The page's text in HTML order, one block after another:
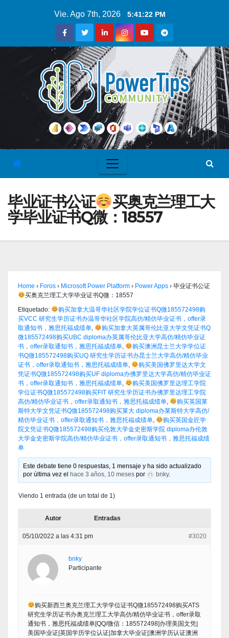
Vie. Ago 7th, 2026 5:41:22 PM
毕业证书公证
买奥克兰理工大
学毕业证书Q微：18557
Home › Foros › Microsoft Power Platform › Power Apps › 毕业证书公证
买奥克兰理工大学毕业证书Q微：18557
Etiquetado:
购买加拿大温哥华社区学院学位证书Q微185572498购
买VCC 研究生学历证书办温哥华社区学院高仿/精仿毕业证书，offer录
取通知书，雅思托福成绩单,
购买加拿大英属哥伦比亚大学文凭证书Q
微185572498购买UBC diploma办英属哥伦比亚大学高仿/精仿毕业证
书，offer录取通知书，雅思托福成绩单,
购买澳洲昆士兰大学学位证
书Q微185572498购买UQ 研究生学历证书办昆士兰大学高仿/精仿毕业
证书，offer录取通知书，雅思托福成绩单,
购买美国佛罗里达大学文
凭证书Q微185572498购买UF diploma办佛罗里达大学高仿/精仿毕业证
书，offer录取通知书，雅思托福成绩单,
购买美国佛罗里达理工学院
学位证书Q微185572498购买FIT 研究生学历证书办佛罗里达理工学院
高仿/精仿毕业证书，offer录取通知书，雅思托福成绩单,
购买英国莱
斯特大学文凭证书Q微185572498购买莱大 diploma办莱斯特大学高仿/
精仿毕业证书，offer录取通知书，雅思托福成绩单,
购买英国金匠学
院文凭证书Q微185572498购买伦敦大学金史密斯学院 diploma办伦敦
大学金史密斯学院高仿/精仿毕业证书，offer录取通知书，雅思托福成绩
单
Este debate tiene 0 respuestas, 1 mensaje y ha sido actualizado
por última vez el
hace 3 años, 10 meses por bnky.
Viendo 1 entrada (de un total de 1)
Autor Entradas
05/10/2022 a las 4:31 pm #3020
bnky
Participante
购买新西兰奥克兰理工大学学位证书Q微185572498购买ATS
研究生学历证书办奥克兰理工大学高仿/精仿毕业证书，offer录取
通知书，雅思托福成绩单[QQ/微信：185572498]办理美国文凭|
美国毕业证|英国学历学位认证|加拿大毕业证|澳洲学历认证澳洲